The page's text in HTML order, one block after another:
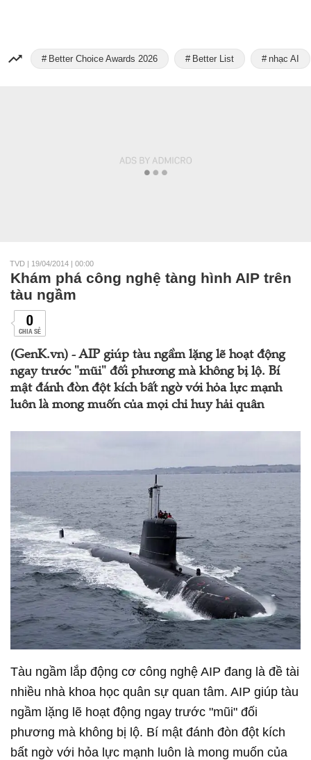
Better Choice Awards 2026 Better List nhạc AI
TVD | 19/04/2014 | 00:00
Khám phá công nghệ tàng hình AIP trên
tàu ngầm
0
CHIA SẺ
(GenK.vn) - AIP giúp tàu ngầm lặng lẽ hoạt động
ngay trước "mũi" đối phương mà không bị lộ. Bí
mật đánh đòn đột kích bất ngờ với hỏa lực mạnh
luôn là mong muốn của mọi chỉ huy hải quân
Tàu ngầm lắp động cơ công nghệ AIP đang là đề tài
nhiều nhà khoa học quân sự quan tâm. AIP giúp tàu
ngầm lặng lẽ hoạt động ngay trước "mũi" đối
phương mà không bị lộ. Bí mật đánh đòn đột kích
bất ngờ với hỏa lực mạnh luôn là mong muốn của